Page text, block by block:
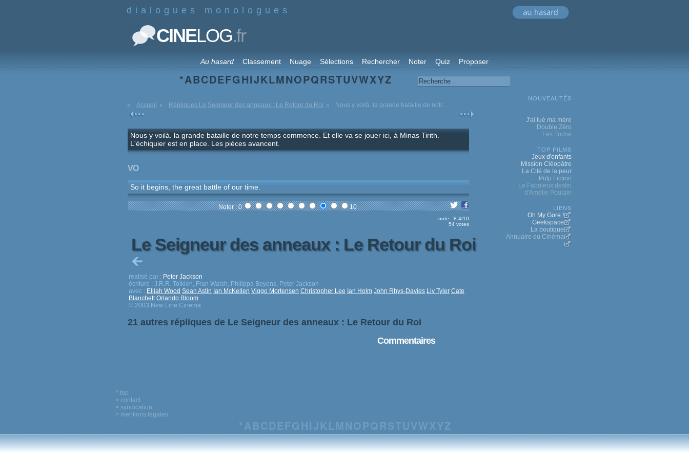
dialogues monologues
CINELOG.fr
Au hasard Classement Nuage Sélections Rechercher Noter Quiz Proposer
*ABCDEFGHIJKLMNOPQRSTUVWXYZ
Accueil Répliques Le Seigneur des anneaux : Le Retour du Roi Nous y voilà. la grande bataille de notr...
Nous y voilà. la grande bataille de notre temps commence. Et elle va se jouer ici, à Minas Tirith.
L'échiquier est en place. Les pièces avancent.
VO
So it begins, the great battle of our time.
Noter : 0 10
note : 8.4/10
54 votes
Le Seigneur des anneaux : Le Retour du Roi
realisé par : Peter Jackson
écriture : J.R.R. Tolkien, Fran Walsh, Philippa Boyens, Peter Jackson
avec : Elijah Wood Sean Astin Ian McKellen Viggo Mortensen Christopher Lee Ian Holm John Rhys-Davies Liv Tyler Cate
Blanchett Orlando Bloom
© 2003 New Line Cinema
21 autres répliques de Le Seigneur des anneaux : Le Retour du Roi
Commentaires
NOUVEAUTÉS
J'ai tué ma mère
Double Zéro
Les Tuche
TOP FILMS
Jeux d'enfants
Mission Cléopâtre
La Cité de la peur
Pulp Fiction
Le Fabuleux destin
d'Amélie Poulain
LIENS
Oh My Gore !
Geekspace
La boutique
Annuaire du Cinéma
^ top
> contact
> syndication
> mentions legales
*ABCDEFG HIJ KLM NO PQRSTUVWXYZ